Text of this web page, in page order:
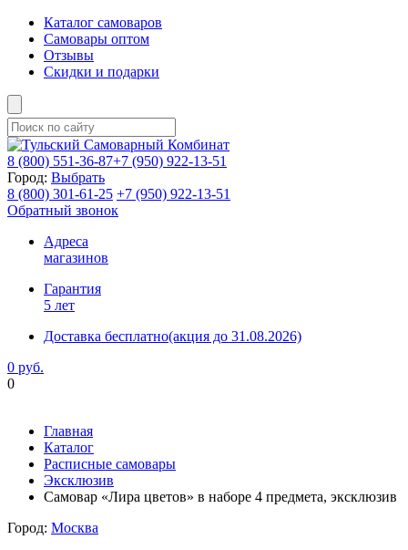
Каталог самоваров
Самовары оптом
Отзывы
Скидки и подарки
8 (800) 551-36-87+7 (950) 922-13-51
Город: Выбрать
8 (800) 301-61-25 +7 (950) 922-13-51
Обратный звонок
Адреса
магазинов
Гарантия
5 лет
Доставка бесплатно(акция до 31.08.2026)
0 руб.
0
Главная
Каталог
Расписные самовары
Эксклюзив
Самовар «Лира цветов» в наборе 4 предмета, эксклюзив
Город: Москва